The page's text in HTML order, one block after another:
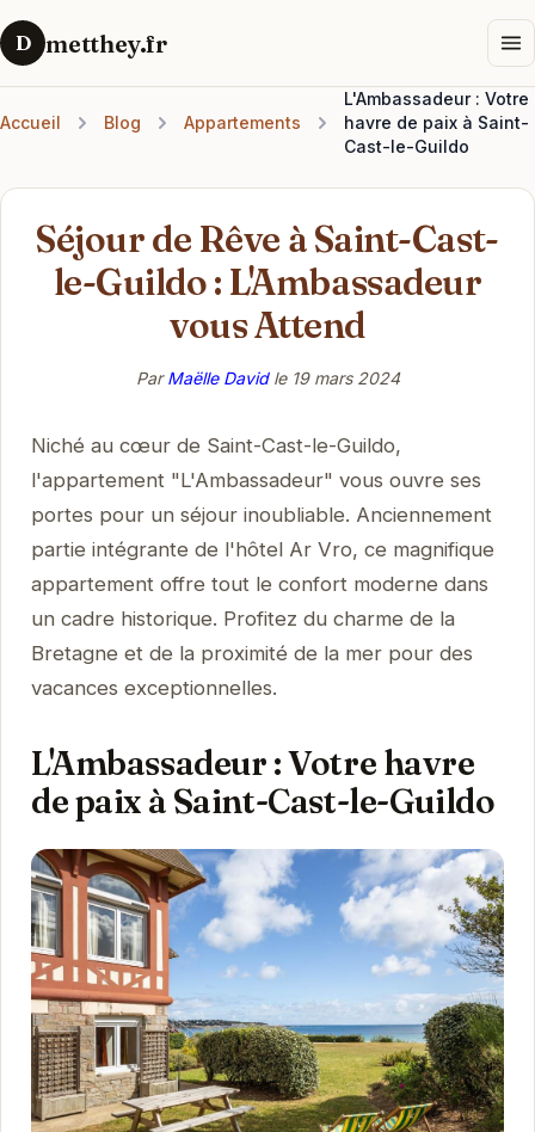
D metthey.fr
Accueil Blog Appartements
L'Ambassadeur : Votre
havre de paix à Saint-
Cast-le-Guildo
Séjour de Rêve à Saint-Cast-
le-Guildo : L'Ambassadeur
vous Attend
ParMaëlle Davidle 19 mars 2024
Niché au cœur de Saint-Cast-le-Guildo,
l'appartement "L'Ambassadeur" vous ouvre ses
portes pour un séjour inoubliable. Anciennement
partie intégrante de l'hôtel Ar Vro, ce magnifique
appartement offre tout le confort moderne dans
un cadre historique. Profitez du charme de la
Bretagne et de la proximité de la mer pour des
vacances exceptionnelles.
L'Ambassadeur : Votre havre
de paix à Saint-Cast-le-Guildo